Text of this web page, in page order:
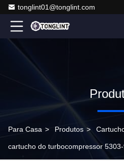
tonglint01@tonglint.com
Para Casa > Produtos >
cartucho do turbocompressor